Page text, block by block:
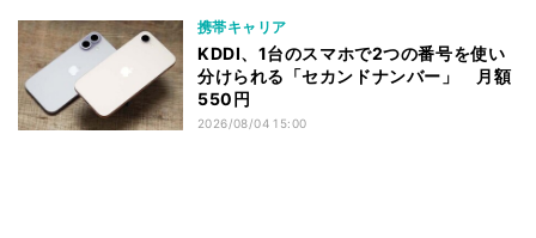
携帯キャリア
KDDI、1台のスマホで2つの番号を使い
分けられる「セカンドナンバー」 月額
550円
2026/08/04 15:00